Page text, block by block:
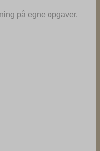
på egne opgaver.